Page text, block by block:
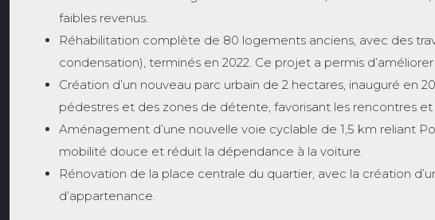
faibles revenus.
Réhabilitation complète de 80 logements anciens, avec des
condensation), terminés en 2022. Ce projet a permis
Création d’un nouveau parc urbain de 2 hectares, inauguré en
pédestres et des zones de détente, favorisant les rencontres et
Aménagement d’une nouvelle voie cyclable de 1,5 km reliant
mobilité douce et réduit la dépendance à la voiture.
Rénovation de la place centrale du quartier, avec la création
d’appartenance.